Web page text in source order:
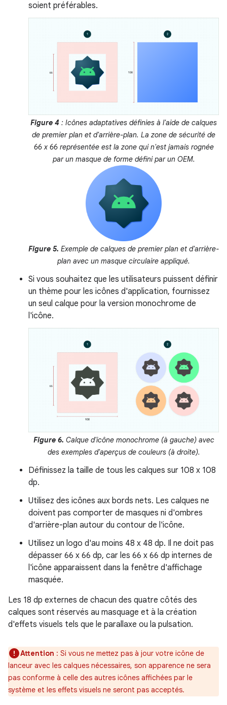
soient préférables.
Figure 4 : Icônes adaptatives définies à l'aide de calques
de premier plan et d'arrière-plan. La zone de sécurité de
66 x 66 représentée est la zone qui n'est jamais rognée
par un masque de forme défini par un OEM.
Figure 5. Exemple de calques de premier plan et d'arrière-
plan avec un masque circulaire appliqué.
Si vous souhaitez que les utilisateurs puissent définir
un thème pour les icônes d'application, fournissez
un seul calque pour la version monochrome de
l'icône.
Figure 6. Calque d'icône monochrome (à gauche) avec
des exemples d'aperçus de couleurs (à droite).
Définissez la taille de tous les calques sur 108 x 108
dp.
Utilisez des icônes aux bords nets. Les calques ne
doivent pas comporter de masques ni d'ombres
d'arrière-plan autour du contour de l'icône.
Utilisez un logo d'au moins 48 x 48 dp. Il ne doit pas
dépasser 66 x 66 dp, car les 66 x 66 dp internes de
l'icône apparaissent dans la fenêtre d'affichage
masquée.
Les 18 dp externes de chacun des quatre côtés des
calques sont réservés au masquage et à la création
d'effets visuels tels que le parallaxe ou la pulsation.
Attention : Si vous ne mettez pas à jour votre icône de
lanceur avec les calques nécessaires, son apparence ne sera
pas conforme à celle des autres icônes affichées par le
système et les effets visuels ne seront pas acceptés.